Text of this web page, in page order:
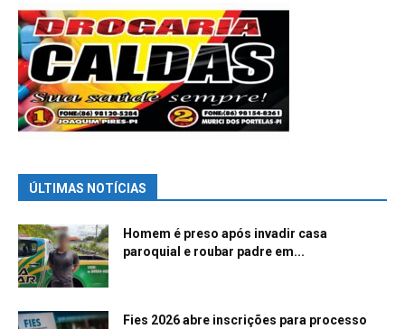
ÚLTIMAS NOTÍCIAS
Homem é preso após invadir casa
paroquial e roubar padre em...
Fies 2026 abre inscrições para processo